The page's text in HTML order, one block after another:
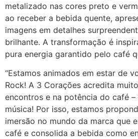
metalizado nas cores preto e
ao receber a bebida quente,
imagens em detalhes
brilhante. A transformação é
pura energia garantido pelo café
“Estamos animados em estar de
Rock! A 3 Corações acredita
encontros e na potência do café –
música! Por isso, estamos
imersão no mundo da marca que
café e consolida a bebida como